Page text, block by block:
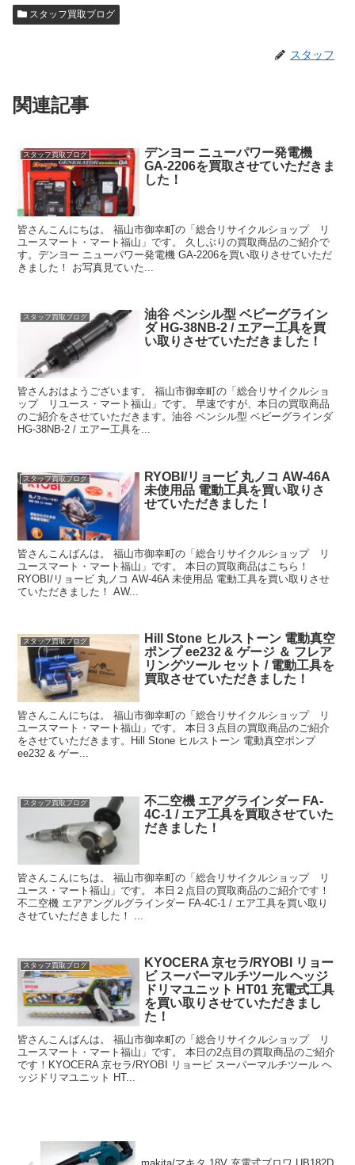
スタッフ買取ブログ
スタッフ
関連記事
スタッフ買取ブログ
デンヨー ニューパワー発電機
GA-2206を買取させていただきま
した！
皆さんこんにちは。 福山市御幸町の「総合リサイクルショップ リ
ユースマート・マート福山」です。 久しぶりの買取商品のご紹介で
す。デンヨー ニューパワー発電機 GA-2206を買い取りさせていただ
きました！ お写真見ていた...
スタッフ買取ブログ
油谷 ペンシル型 ベビーグライン
ダ HG-38NB-2 / エアー工具を買
い取りさせていただきました！
皆さんおはようございます。 福山市御幸町の「総合リサイクルショ
ップ リユース・マート福山」です。 早速ですが、本日の買取商品
のご紹介をさせていただきます。油谷 ペンシル型 ベビーグラインダ
HG-38NB-2 / エアー工具を...
スタッフ買取ブログ
RYOBI/リョービ 丸ノコ AW-46A
未使用品 電動工具を買い取りさ
せていただきました！
皆さんこんばんは。 福山市御幸町の「総合リサイクルショップ リ
ユースマート・マート福山」です。 本日の買取商品はこちら！
RYOBI/リョービ 丸ノコ AW-46A 未使用品 電動工具を買い取りさせ
ていただきました！ AW...
スタッフ買取ブログ
Hill Stone ヒルストーン 電動真空
ポンプ ee232 & ゲージ ＆ フレア
リングツール セット / 電動工具を
買取させていただきました！
皆さんこんにちは。 福山市御幸町の「総合リサイクルショップ リ
ユースマート・マート福山」です。 本日３点目の買取商品のご紹介
をさせていただきます。Hill Stone ヒルストーン 電動真空ポンプ
ee232 & ゲー...
スタッフ買取ブログ
不二空機 エアグラインダー FA-
4C-1 / エア工具を買取させていた
だきました！
皆さんこんにちは。 福山市御幸町の「総合リサイクルショップ リ
ユース・マート福山」です。 本日２点目の買取商品のご紹介です！
不二空機 エアアングルグラインダー FA-4C-1 / エア工具を買い取り
させていただきました！ ...
スタッフ買取ブログ
KYOCERA 京セラ/RYOBI リョー
ビ スーパーマルチツール ヘッジ
ドリマユニット HT01 充電式工具
を買い取りさせていただきまし
た！
皆さんこんばんは。 福山市御幸町の「総合リサイクルショップ リ
ユースマート・マート福山」です。 本日の2点目の買取商品のご紹介
です！KYOCERA 京セラ/RYOBI リョービ スーパーマルチツール ヘ
ッジドリマユニット HT...